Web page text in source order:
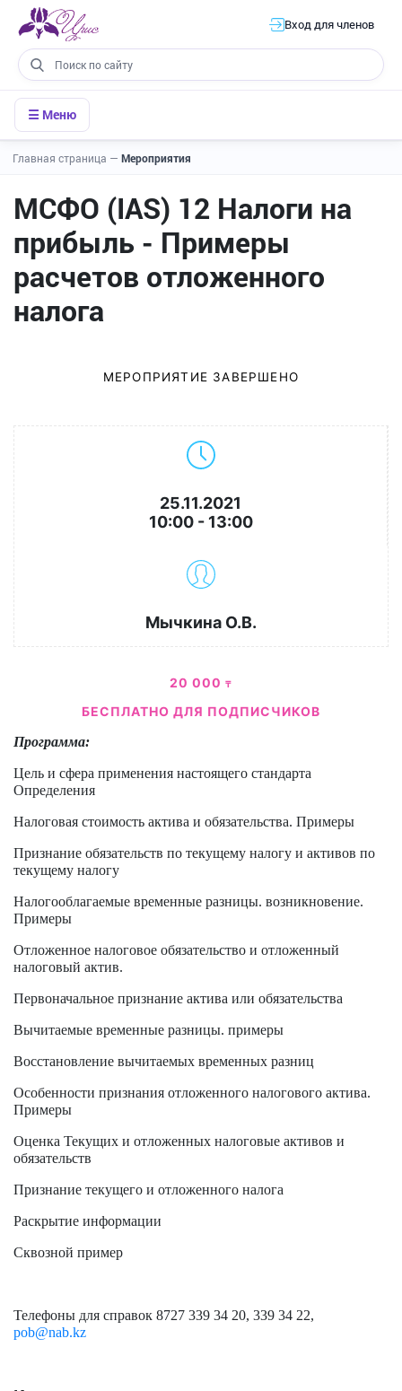
Вход для членов
☰ Меню
Главная страница — Мероприятия
МСФО (IAS) 12 Налоги на
прибыль - Примеры
расчетов отложенного
налога
МЕРОПРИЯТИЕ ЗАВЕРШЕНО
25.11.2021
10:00 - 13:00
Мычкина О.В.
20 000 ₸
БЕСПЛАТНО ДЛЯ ПОДПИСЧИКОВ
Программа:
Цель и сфера применения настоящего стандарта
Определения
Налоговая стоимость актива и обязательства. Примеры
Признание обязательств по текущему налогу и активов по
текущему налогу
Налогооблагаемые временные разницы. возникновение.
Примеры
Отложенное налоговое обязательство и отложенный
налоговый актив.
Первоначальное признание актива или обязательства
Вычитаемые временные разницы. примеры
Восстановление вычитаемых временных разниц
Особенности признания отложенного налогового актива.
Примеры
Оценка Текущих и отложенных налоговые активов и
обязательств
Признание текущего и отложенного налога
Раскрытие информации
Сквозной пример
Телефоны для справок 8727 339 34 20, 339 34 22,
pob@nab.kz